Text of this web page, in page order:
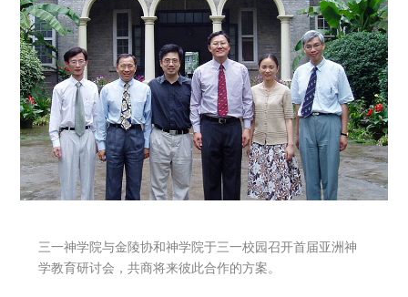
三一神学院与金陵协和神学院于三一校园召开首届亚洲神
学教育研讨会，共商将来彼此合作的方案。